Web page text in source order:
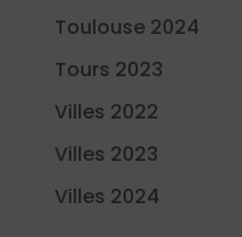
Toulouse 2024
Tours 2023
Villes 2022
Villes 2023
Villes 2024